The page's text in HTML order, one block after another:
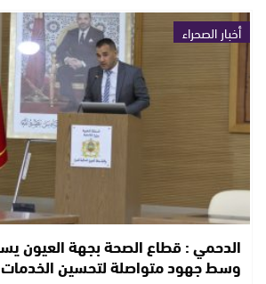
أخبار الصحراء
الدحمي : قطاع الصحة بجهة العيون
وسط جهود متواصلة لتحسين